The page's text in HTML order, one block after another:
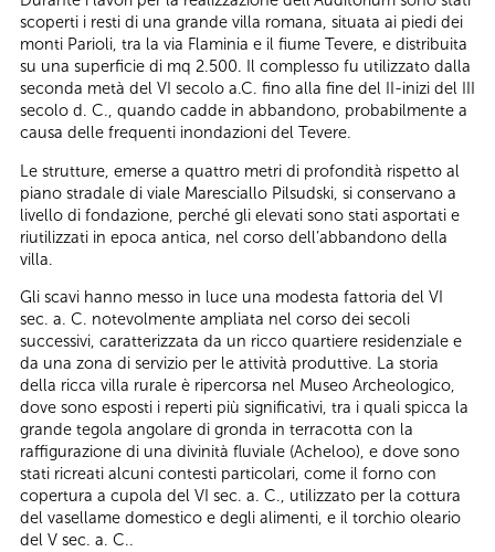
scoperti i resti di una grande villa romana, situata ai piedi dei
monti Parioli, tra la via Flaminia e il fiume Tevere, e distribuita
su una superficie di mq 2.500. Il complesso fu utilizzato dalla
seconda metà del VI secolo a.C. fino alla fine del II-inizi del III
secolo d. C., quando cadde in abbandono, probabilmente a
causa delle frequenti inondazioni del Tevere.
Le strutture, emerse a quattro metri di profondità rispetto al
piano stradale di viale Maresciallo Pilsudski, si conservano a
livello di fondazione, perché gli elevati sono stati asportati e
riutilizzati in epoca antica, nel corso dell’abbandono della
villa.
Gli scavi hanno messo in luce una modesta fattoria del VI
sec. a. C. notevolmente ampliata nel corso dei secoli
successivi, caratterizzata da un ricco quartiere residenziale e
da una zona di servizio per le attività produttive. La storia
della ricca villa rurale è ripercorsa nel Museo Archeologico,
dove sono esposti i reperti più significativi, tra i quali spicca la
grande tegola angolare di gronda in terracotta con la
raffigurazione di una divinità fluviale (Acheloo), e dove sono
stati ricreati alcuni contesti particolari, come il forno con
copertura a cupola del VI sec. a. C., utilizzato per la cottura
del vasellame domestico e degli alimenti, e il torchio oleario
del V sec. a. C..